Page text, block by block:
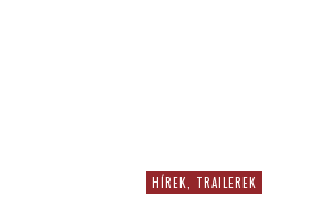
HÍREK, TRAILEREK